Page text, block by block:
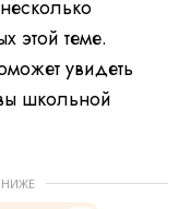
этой теме.
увидеть
школьной